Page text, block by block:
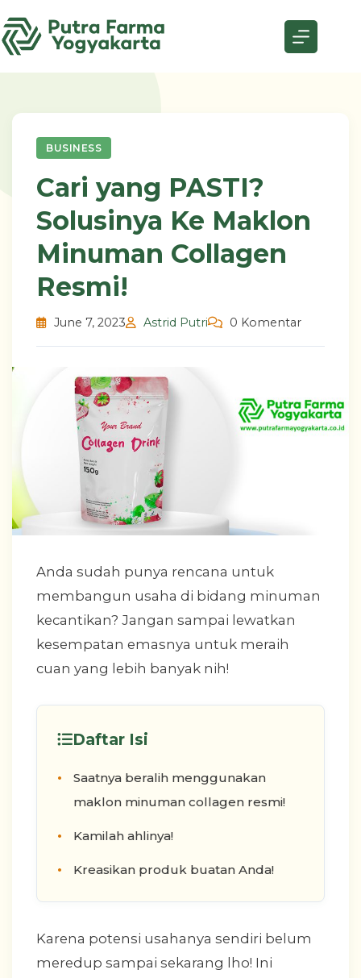
to
content
BUSINESS
Cari yang PASTI?
Solusinya Ke Maklon
Minuman Collagen
Resmi!
June 7, 2023 Astrid Putri 0 Komentar
Anda sudah punya rencana untuk
membangun usaha di bidang minuman
kecantikan? Jangan sampai lewatkan
kesempatan emasnya untuk meraih
cuan yang lebih banyak nih!
Daftar Isi
Saatnya beralih menggunakan
maklon minuman collagen resmi!
Kamilah ahlinya!
Kreasikan produk buatan Anda!
Karena potensi usahanya sendiri belum
meredup sampai sekarang lho! Ini